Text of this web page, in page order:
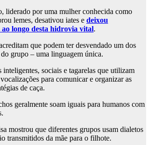
liderado por uma mulher conhecida como
lemes, desativou iates e deixou
longo desta hidrovia vital.
que podem ter desvendado um dos
do grupo – uma linguagem única.
inteligentes, sociais e tagarelas que utilizam
para comunicar e organizar as
de caça.
geralmente soam iguais para humanos com
mostrou que diferentes grupos usam dialetos
transmitidos da mãe para o filhote.